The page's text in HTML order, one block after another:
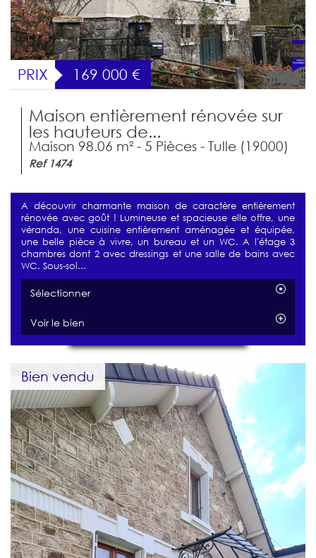
PRIX 169 000 €
Maison entièrement rénovée sur
les hauteurs de...
Maison 98.06 m² - 5 Pièces - Tulle (19000)
Ref 1474
A découvrir charmante maison de caractère entièrement
rénovée avec goût ! Lumineuse et spacieuse elle offre, une
véranda, une cuisine entièrement aménagée et équipée,
une belle pièce à vivre, un bureau et un WC. A l'étage 3
chambres dont 2 avec dressings et une salle de bains avec
WC. Sous-sol...
Sélectionner
Voir le bien
Bien vendu